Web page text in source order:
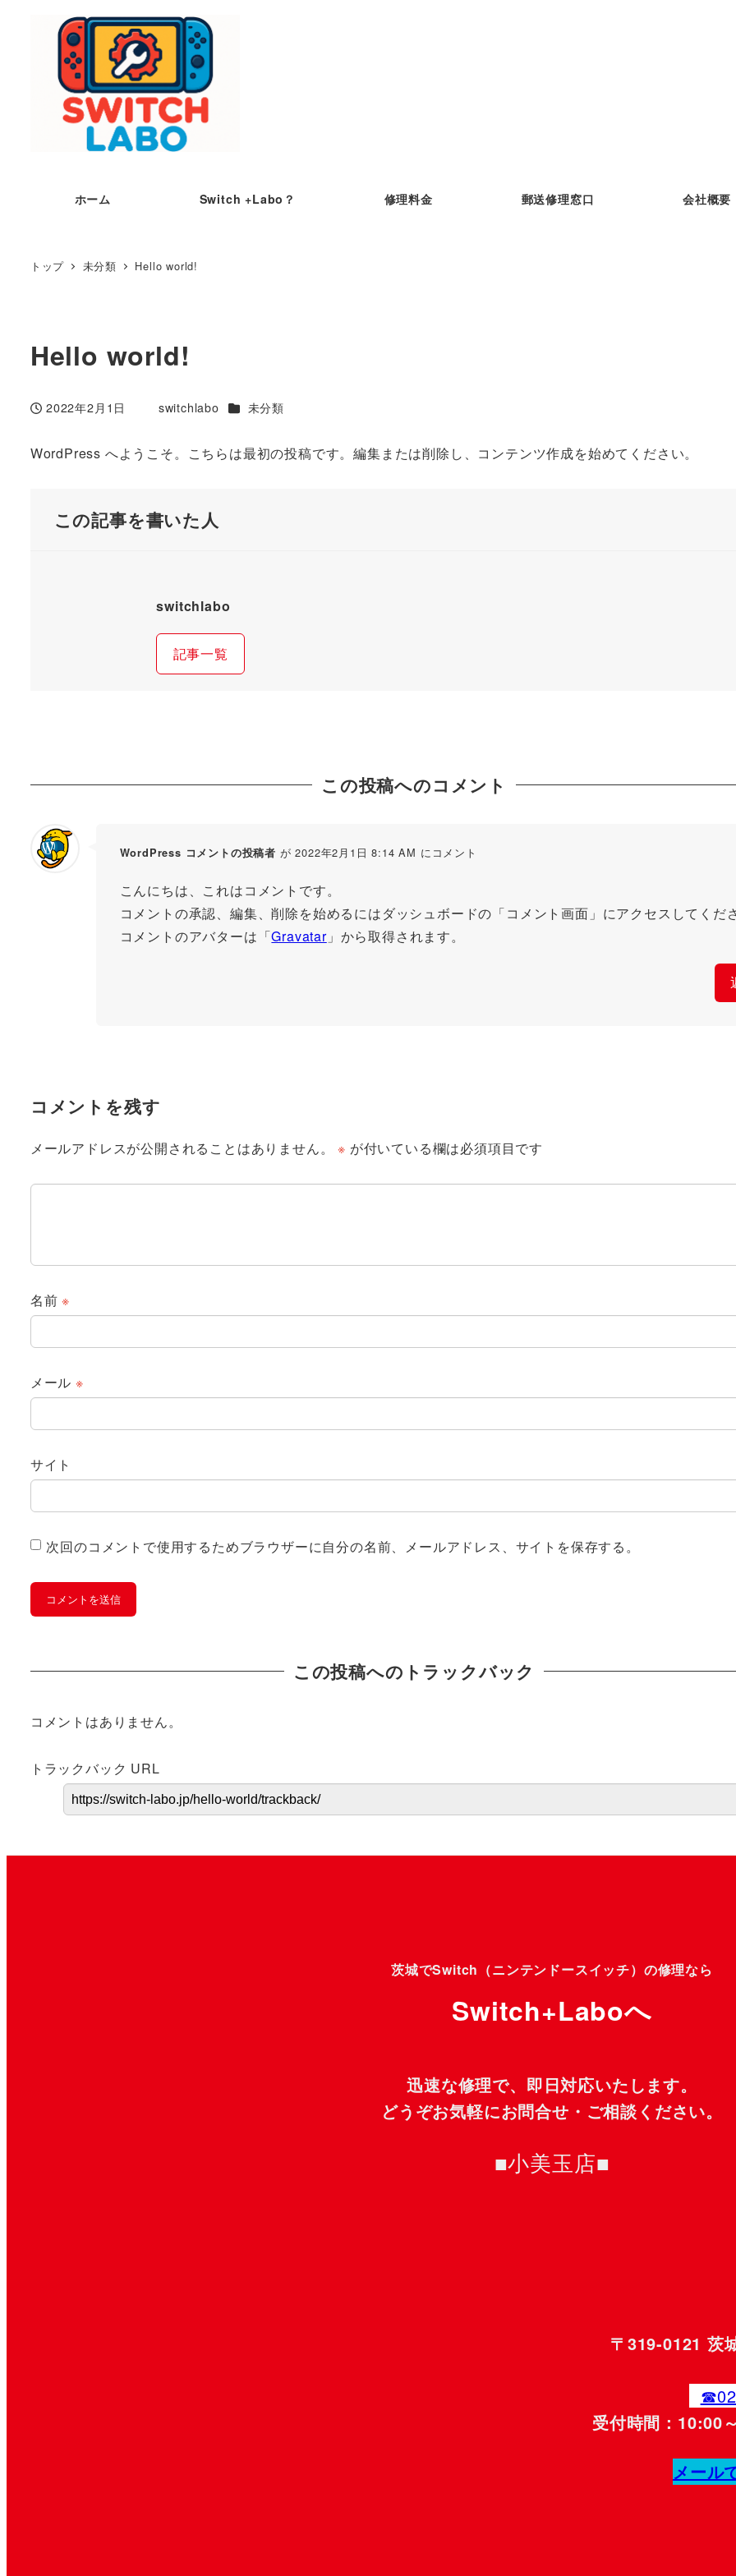
ホーム Switch +Labo？ 修理料金 郵送修理窓口 会社概要
トップ 未分類 Hello world!
Hello world!
投稿日
2022年2月1日 switchlabo カテゴリー
未分類
WordPress へようこそ。こちらは最初の投稿です。編集または削除し、コンテンツ作成を始めてください。
この記事を書いた人
switchlabo
記事一覧
この投稿へのコメント
WordPress コメントの投稿者 が 2022年2月1日 8:14 AM にコメント
こんにちは、これはコメントです。
コメントの承認、編集、削除を始めるにはダッシュボードの「コメント画面」にアクセスしてくださ
コメントのアバターは「Gravatar」から取得されます。
コメントを残す
メールアドレスが公開されることはありません。 ※ が付いている欄は必須項目です
名前※
メール ※
サイト
次回のコメントで使用するためブラウザーに自分の名前、メールアドレス、サイトを保存する。
この投稿へのトラックバック
コメントはありません。
トラックバック URL
茨城でSwitch（ニンテンドースイッチ）の修理なら
Switch+Laboへ
迅速な修理で、即日対応いたします。
どうぞお気軽にお問合せ・ご相談ください。
■小美玉店■
〒319-0121 茨
受付時間：10:00
メール